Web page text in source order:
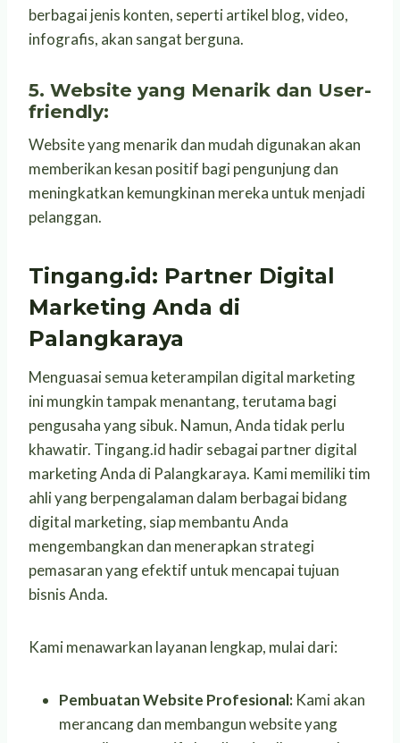
berbagai jenis konten, seperti artikel blog, video,
infografis, akan sangat berguna.
5. Website yang Menarik dan User-
friendly:
Website yang menarik dan mudah digunakan akan
memberikan kesan positif bagi pengunjung dan
meningkatkan kemungkinan mereka untuk menjadi
pelanggan.
Tingang.id: Partner Digital
Marketing Anda di
Palangkaraya
Menguasai semua keterampilan digital marketing
ini mungkin tampak menantang, terutama bagi
pengusaha yang sibuk. Namun, Anda tidak perlu
khawatir. Tingang.id hadir sebagai partner digital
marketing Anda di Palangkaraya. Kami memiliki tim
ahli yang berpengalaman dalam berbagai bidang
digital marketing, siap membantu Anda
mengembangkan dan menerapkan strategi
pemasaran yang efektif untuk mencapai tujuan
bisnis Anda.
Kami menawarkan layanan lengkap, mulai dari:
Pembuatan Website Profesional: Kami akan
merancang dan membangun website yang